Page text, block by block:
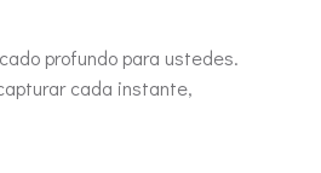
profundo para ustedes.
cada instante,